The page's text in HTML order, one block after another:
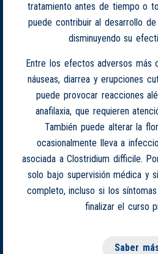
tratamiento antes de tiempo o
puede contribuir al desarrollo
disminuyendo su
Entre los efectos adversos más
náuseas, diarrea y erupciones
puede provocar reacciones
anafilaxia, que requieren
También puede alterar la
ocasionalmente lleva a
asociada a Clostridium difficile.
solo bajo supervisión médica y
completo, incluso si los
finalizar el curso
Saber